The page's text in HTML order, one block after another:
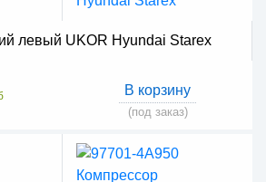
левый UKOR Hyundai Starex
В корзину
(под заказ)